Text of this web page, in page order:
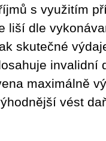
s využitím
liší dle
skutečné
invalidní
maximálně
vést